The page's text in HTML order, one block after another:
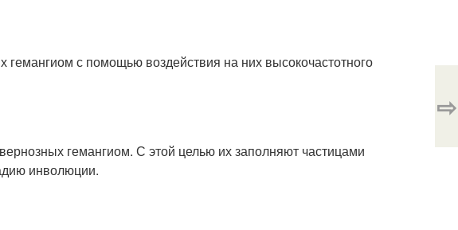
гемангиом с помощью воздействия на них высокочастотного
гемангиом. С этой целью их заполняют частицами
инволюции.
⇨